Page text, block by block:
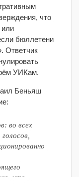
что
или
бюллетени
Ответчик
УИКам.
Беньяш
во всех